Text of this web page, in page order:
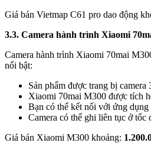
Giá bán Vietmap C61 pro dao động
3.3. Camera hành trình Xiaomi
Camera hành trình Xiaomi 70mai
nổi bật:
Sản phẩm được trang bị
Xiaomi 70mai M300 được tích
Bạn có thể kết nối với ứng
Camera có thể ghi liên tục ở
Giá bán Xiaomi M300 khoảng: